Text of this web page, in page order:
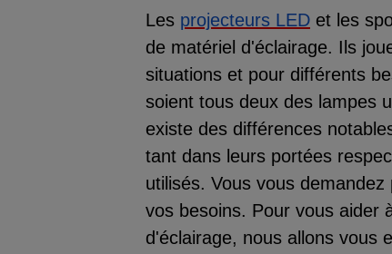
Les projecteurs LED et les
de matériel d'éclairage. Ils
situations et pour différents
soient tous deux des lampes
existe des différences
tant dans leurs portées
utilisés. Vous vous
vos besoins. Pour vous aider
d'éclairage, nous allons vous